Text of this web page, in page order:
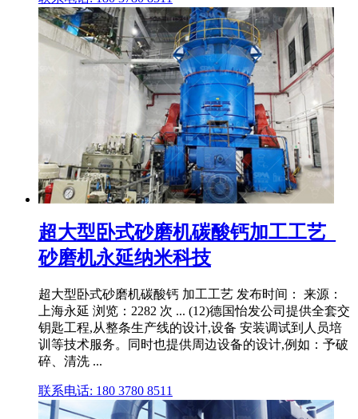
超大型卧式砂磨机碳酸钙加工工艺_
砂磨机永延纳米科技
超大型卧式砂磨机碳酸钙 加工工艺 发布时间： 来源：
上海永延 浏览：2282 次 ... (12)德国怡发公司提供全套交
钥匙工程,从整条生产线的设计,设备 安装调试到人员培
训等技术服务。同时也提供周边设备的设计,例如：予破
碎、清洗 ...
联系电话: 180 3780 8511